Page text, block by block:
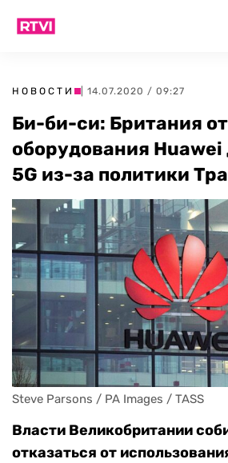
НОВОСТИ | 14.07.2020 / 09:27
Би-би-си: Британия
оборудования Huawei
5G из-за политики
Steve Parsons / PA Images / TASS
Власти Великобритании
отказаться от